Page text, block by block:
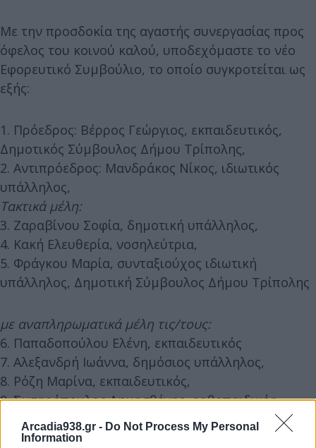
Arcadia938.gr - Do Not Process My Personal
Information
Με την προσδοκία της αγαστής συνεργασίας προς
όφελος του κοινού καλού, υποδεχόμαστε το νέο
Εφορευτικό Συμβούλιο, το οποίο συγκροτείται ως
εξής:
1. Πρόεδρος: Βέρρος Γεώργιος, εκπαιδευτικός,
Δημοτικός Σύμβουλος Δήμου Τρίπολης,
2. Αντιπρόεδρος: Μανδράκος Νίκος, ιδιωτικός
υπάλληλος,
Τακτικά μέλη:
3. Ζαραβίνου Σοφία, δημοτική υπάλληλος,
4. Κακή Ελευθερία, νοσηλεύτρια,
5. Φράγκου Μαρία, συνταξιούχος ιδιωτική
υπάλληλος, Δημοτική Σύμβουλος Δήμου Τρίπολης
με αναπληρωματικά μέλη τις/τους:
6. Παπαδοπούλου Ελένη, εκπαιδευτικός
7. Αλεξανδρή Ιωάννα, δημόσιος υπάλληλος,
8. Ρόζη Μαρίνα, εκπαιδευτικός,
9. Σωτηρόπουλος Δημοσθένης, ορθοπαιδικός
10. Κορώνη Κλημεντίνη, παιδίατρος, Αντιδήμαρχος
Πρόνοιας και Αλληλεγγύης του Δήμου Τρίπολης